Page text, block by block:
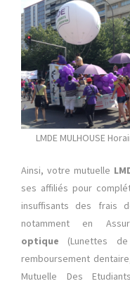
LMDE MULHOUSE
Ainsi, votre mutuelle
ses affiliés pour
insuffisants des
notamment en
optique (Lunettes
remboursement
Mutuelle Des